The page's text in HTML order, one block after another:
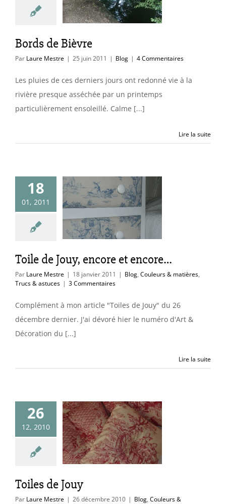
Bords de Bièvre
Par Laure Mestre | 25 juin 2011 | Blog | 4 Commentaires
Les pluies de ces derniers jours ont redonné vie à la
rivière presque asséchée par un printemps
particulièrement ensoleillé. Calme [...]
Lire la suite
18
01, 2011
de Jouy,
et encore…
& matières
Toile de Jouy, encore et encore…
Par Laure Mestre | 18 janvier 2011 | Blog, Couleurs & matières,
Trucs & astuces | 3 Commentaires
Complément à mon article "Toiles de Jouy" du 26
décembre dernier. J'ai dévoré hier le numéro d'Art &
Décoration du [...]
Lire la suite
26
12, 2010
de Jouy
& matières
Toiles de Jouy
Par Laure Mestre | 26 décembre 2010 | Blog, Couleurs &